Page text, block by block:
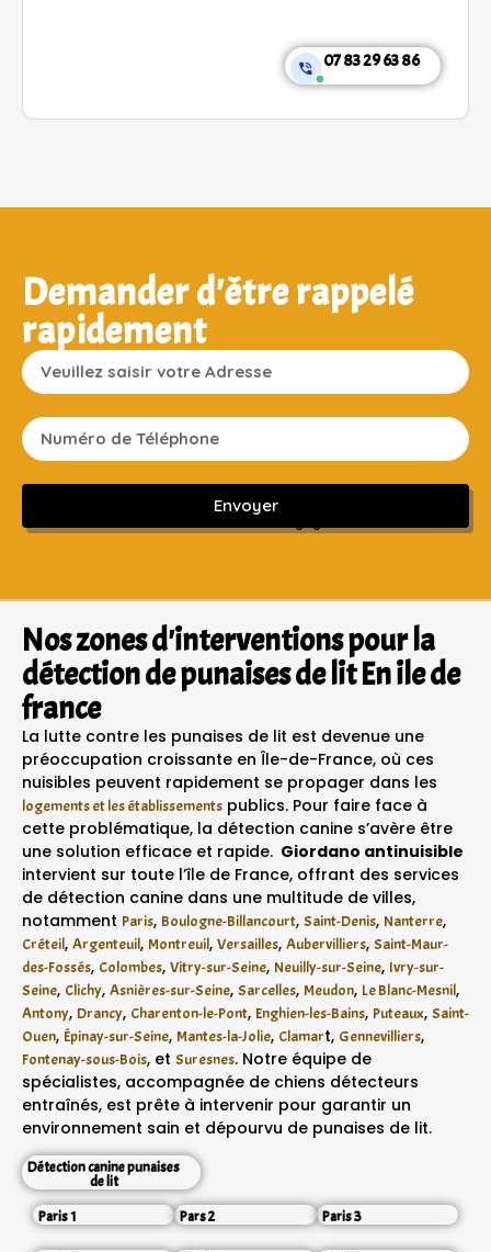
07 83 29 63 86
Demander d'être rappelé
rapidement
Envoyer
Sans engagement ni frais cachés
Nos zones d'interventions pour la
détection de punaises de lit En ile de
france
La lutte contre les punaises de lit est devenue une
préoccupation croissante en Île-de-France, où ces
nuisibles peuvent rapidement se propager dans les
logements et les établissements publics. Pour faire face à
cette problématique, la détection canine s’avère être
une solution efficace et rapide. Giordano antinuisible
intervient sur toute l’île de France, offrant des services
de détection canine dans une multitude de villes,
notamment Paris, Boulogne-Billancourt, Saint-Denis, Nanterre,
Créteil, Argenteuil, Montreuil, Versailles, Aubervilliers, Saint-Maur-
des-Fossés, Colombes, Vitry-sur-Seine, Neuilly-sur-Seine, Ivry-sur-
Seine, Clichy, Asnières-sur-Seine, Sarcelles, Meudon, Le Blanc-Mesnil,
Antony, Drancy, Charenton-le-Pont, Enghien-les-Bains, Puteaux, Saint-
Ouen, Épinay-sur-Seine, Mantes-la-Jolie, Clamart, Gennevilliers,
Fontenay-sous-Bois, et Suresnes. Notre équipe de
spécialistes, accompagnée de chiens détecteurs
entraînés, est prête à intervenir pour garantir un
environnement sain et dépourvu de punaises de lit.
Détection canine punaises
de lit
Paris 1
Pars 2 Paris 3